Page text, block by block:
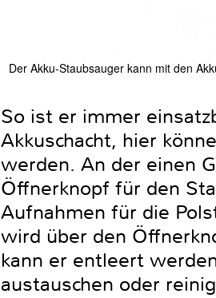
Der Akku-Staubsauger kann mit den
So ist er immer
Akkuschacht, hier
werden. An der einen
Öffnerknopf für den
Aufnahmen für die
wird über den
kann er entleert
austauschen oder